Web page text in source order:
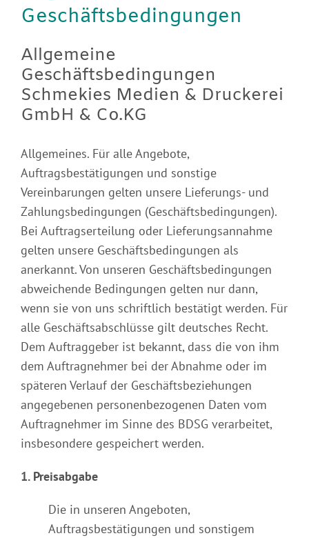
Geschäftsbedingungen
Allgemeine
Geschäftsbedingungen
Schmekies Medien & Druckerei
GmbH & Co.KG
Allgemeines. Für alle Angebote,
Auftragsbestätigungen und sonstige
Vereinbarungen gelten unsere Lieferungs- und
Zahlungsbedingungen (Geschäftsbedingungen).
Bei Auftragserteilung oder Lieferungsannahme
gelten unsere Geschäftsbedingungen als
anerkannt. Von unseren Geschäftsbedingungen
abweichende Bedingungen gelten nur dann,
wenn sie von uns schriftlich bestätigt werden. Für
alle Geschäftsabschlüsse gilt deutsches Recht.
Dem Auftraggeber ist bekannt, dass die von ihm
dem Auftragnehmer bei der Abnahme oder im
späteren Verlauf der Geschäftsbeziehungen
angegebenen personenbezogenen Daten vom
Auftragnehmer im Sinne des BDSG verarbeitet,
insbesondere gespeichert werden.
1. Preisabgabe
Die in unseren Angeboten,
Auftragsbestätigungen und sonstigem